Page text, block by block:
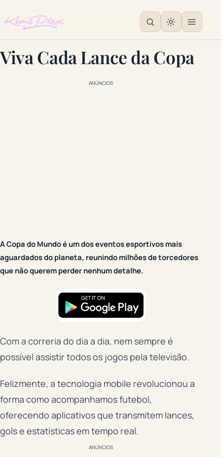
Viva Cada Lance da Copa
ANÚNCIOS
A Copa do Mundo é um dos eventos esportivos mais
aguardados do planeta, reunindo milhões de torcedores
que não querem perder nenhum detalhe.
Com a correria do dia a dia, nem sempre é
possível assistir todos os jogos pela televisão.
Felizmente, a tecnologia mobile revolucionou a
forma como acompanhamos futebol,
oferecendo aplicativos que transmitem lances,
gols e estatísticas em tempo real.
ANÚNCIOS